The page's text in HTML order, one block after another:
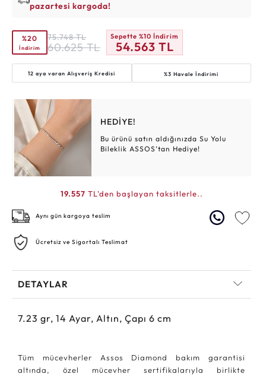
pazartesi kargoda!
%20
İndirim
75.748 TL
60.625 TL
Sepette %10 İndirim
54.563 TL
12 aya varanAlışveriş Kredisi %3 Havale İndirimi
HEDİYE!
Bu ürünü satın aldığınızda Su Yolu
Bileklik ASSOS’tan Hediye!
19.557 TL'den başlayan taksitlerle..
Aynı gün kargoya teslim
Ücretsiz ve Sigortalı Teslimat
DETAYLAR
7.23 gr, 14 Ayar, Altın, Çapı 6 cm
Tüm mücevherler Assos Diamond bakım garantisi
altında, özel mücevher sertifikalarıyla birlikte